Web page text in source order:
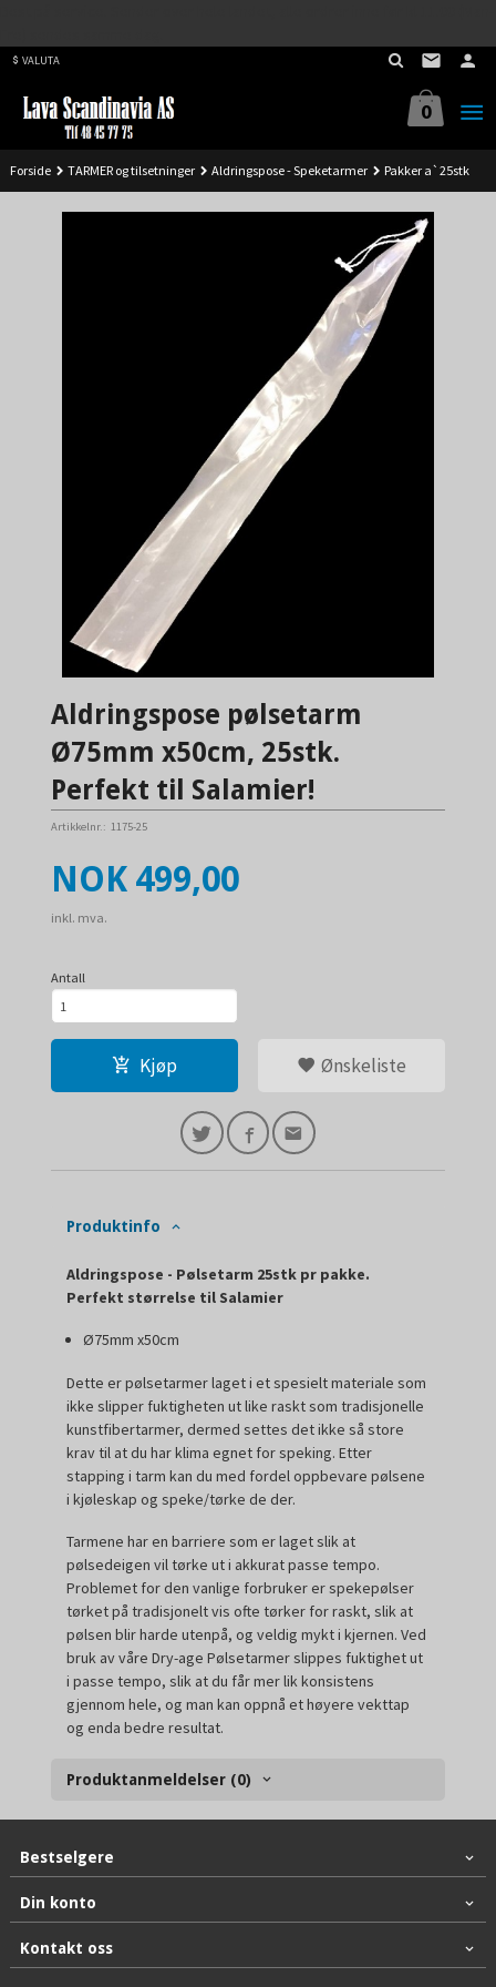
VALUTA
0
Forside TARMER og tilsetninger Aldringspose - Speketarmer Pakker a`25stk
Aldringspose pølsetarm
Ø75mm x50cm, 25stk.
Perfekt til Salamier!
Artikkelnr.: 1175-25
Pris
NOK 499,00
inkl. mva.
Antall
Kjøp Ønskeliste
Produktinfo
Aldringspose - Pølsetarm 25stk pr pakke.
Perfekt størrelse til Salamier
Ø75mm x50cm
Dette er pølsetarmer laget i et spesielt materiale som
ikke slipper fuktigheten ut like raskt som tradisjonelle
kunstfibertarmer, dermed settes det ikke så store
krav til at du har klima egnet for speking. Etter
stapping i tarm kan du med fordel oppbevare pølsene
i kjøleskap og speke/tørke de der.
Tarmene har en barriere som er laget slik at
pølsedeigen vil tørke ut i akkurat passe tempo.
Problemet for den vanlige forbruker er spekepølser
tørket på tradisjonelt vis ofte tørker for raskt, slik at
pølsen blir harde utenpå, og veldig mykt i kjernen. Ved
bruk av våre Dry-age Pølsetarmer slippes fuktighet ut
i passe tempo, slik at du får mer lik konsistens
gjennom hele, og man kan oppnå et høyere vekttap
og enda bedre resultat.
Produktanmeldelser (0)
Bestselgere
Din konto
Kontakt oss